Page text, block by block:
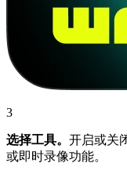
3
选择工具。 开启或关
或即时录像功能。